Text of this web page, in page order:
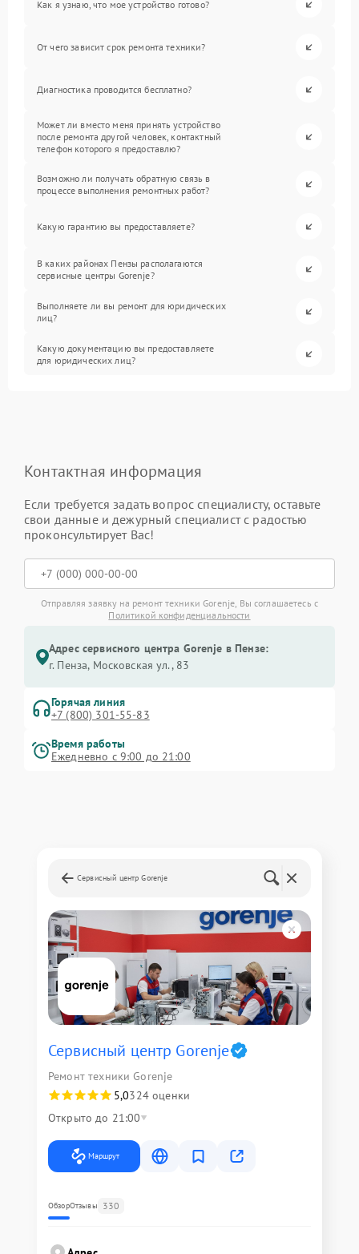
Как я узнаю, что мое устройство готово?
От чего зависит срок ремонта техники?
Диагностика проводится бесплатно?
Может ли вместо меня принять устройство
после ремонта другой человек, контактный
телефон которого я предоставлю?
Возможно ли получать обратную связь в
процессе выполнения ремонтных работ?
Какую гарантию вы предоставляете?
В каких районах Пензы располагаются
сервисные центры Gorenje?
Выполняете ли вы ремонт для юридических
лиц?
Какую документацию вы предоставляете
для юридических лиц?
Контактная информация
Если требуется задать вопрос специалисту, оставьте
свои данные и дежурный специалист с радостью
проконсультирует Вас!
Отправляя заявку на ремонт техники Gorenje, Вы соглашаетесь с
Политикой конфиденциальности
Адрес сервисного центра Gorenje в Пензе:
г. Пенза, Московская ул., 83
Горячая линия
+7 (800) 301-55-83
Время работы
Ежедневно с 9:00 до 21:00
Сервисный центр Gorenje
Сервисный центр Gorenje
Ремонт техники Gorenje
5,0324 оценки
Открыто до 21:00
Маршрут
ОбзорОтзывы 330